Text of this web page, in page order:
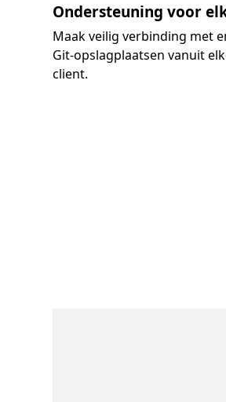
Ondersteuning voor
Maak veilig verbinding met
Git-opslagplaatsen vanuit
client.